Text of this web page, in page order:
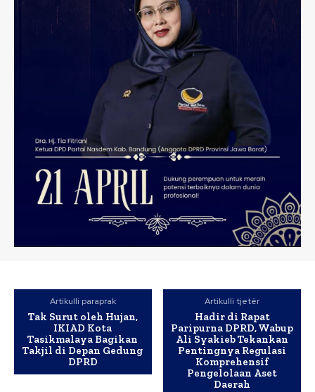
Artikulli paraprak
Tak Surut oleh Hujan,
IKIAD Kota
Tasikmalaya Bagikan
Takjil di Depan Gedung
DPRD
Artikulli tjetër
Hadir di Rapat
Paripurna DPRD, Wabup
Ali Syakieb Tekankan
Pentingnya Regulasi
Komprehensif
Pengelolaan Aset
Daerah